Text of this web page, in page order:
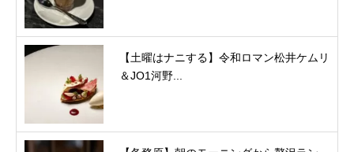
【土曜はナニする】令和ロマン松井ケムリ
＆JO1河野...